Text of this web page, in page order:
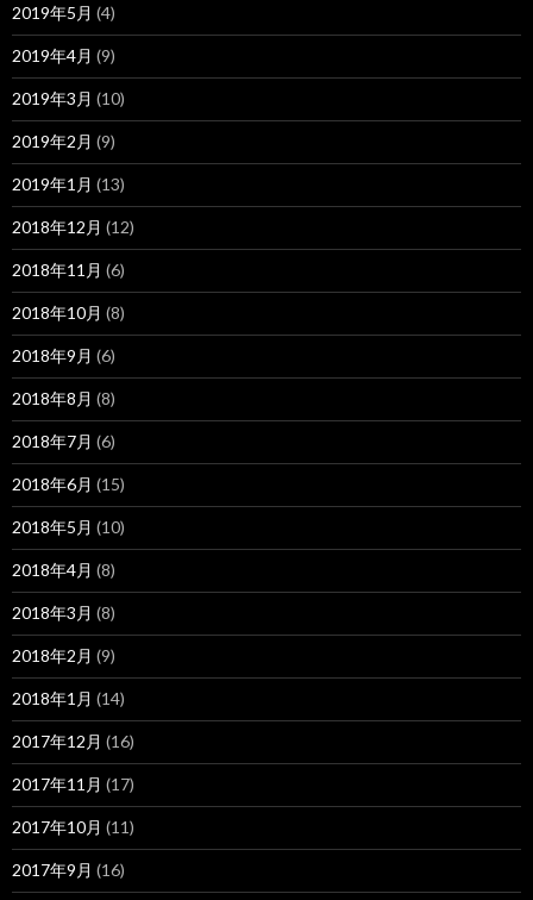
2019年5月 (4)
2019年4月 (9)
2019年3月 (10)
2019年2月 (9)
2019年1月 (13)
2018年12月 (12)
2018年11月 (6)
2018年10月 (8)
2018年9月 (6)
2018年8月 (8)
2018年7月 (6)
2018年6月 (15)
2018年5月 (10)
2018年4月 (8)
2018年3月 (8)
2018年2月 (9)
2018年1月 (14)
2017年12月 (16)
2017年11月 (17)
2017年10月 (11)
2017年9月 (16)